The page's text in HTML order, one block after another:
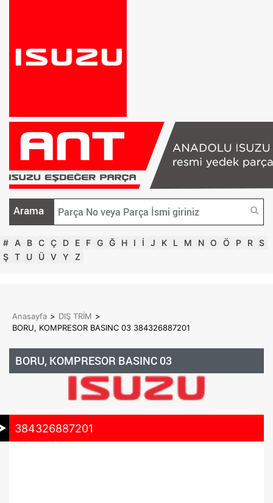
Arama
# A B C Ç D E F G Ğ H I İ J K L M N O Ö P R S
Ş T U Ü V Y Z
Anasayfa > DIŞ TRİM >
BORU, KOMPRESOR BASINC 03 384326887201
BORU, KOMPRESOR BASINC 03
384326887201